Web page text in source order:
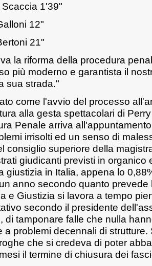
1'39"
12"
21"
la riforma della procedura
più moderno e garantista il
sua strada."
come l'avvio del processo
alla gesta spettacolari di
Penale arriva
irrisolti ed un senso di
consiglio superiore della
giudicanti previsti in organico
giustizia in Italia, appena lo
anno secondo quanto prevede
e Giustizia si lavora a tempo
secondo il presidente
di tamponare falle che nulla
a problemi decennali di strutture.
che si credeva di poter
il termine di chiusura dei